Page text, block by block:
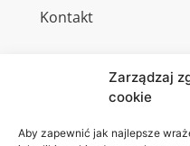
Zarządzaj
cookie
Aby zapewnić jak najlepsze
Kontakt